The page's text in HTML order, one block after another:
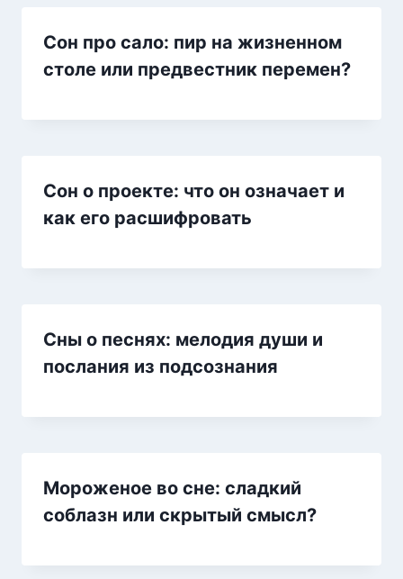
Сон про сало: пир на жизненном
столе или предвестник перемен?
Сон о проекте: что он означает и
как его расшифровать
Сны о песнях: мелодия души и
послания из подсознания
Мороженое во сне: сладкий
соблазн или скрытый смысл?